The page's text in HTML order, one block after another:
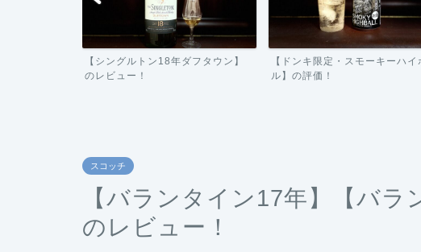
【シングルトン18年ダフタウン】
のレビュー！
【ドンキ限定・スモーキーハイ
ル】の評価！
スコッチ
【バランタイン17年】【バラ
のレビュー！